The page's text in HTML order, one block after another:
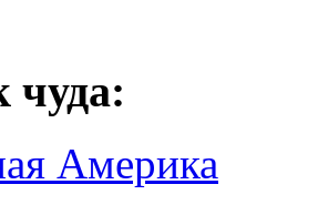
чуда:
Америка